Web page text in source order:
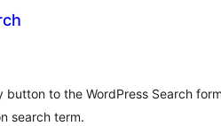
button to the WordPress Search
search term.